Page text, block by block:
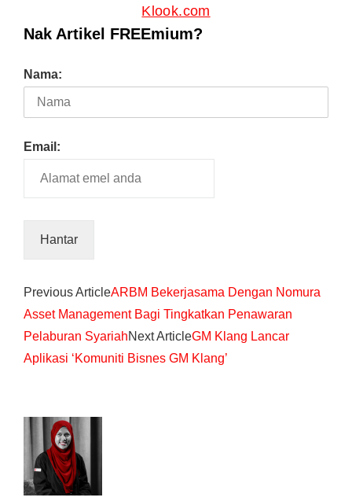
Klook.com
Nak Artikel FREEmium?
Nama:
Email:
Previous ArticleARBM Bekerjasama Dengan Nomura
Asset Management Bagi Tingkatkan Penawaran
Pelaburan SyariahNext ArticleGM Klang Lancar
Aplikasi ‘Komuniti Bisnes GM Klang’